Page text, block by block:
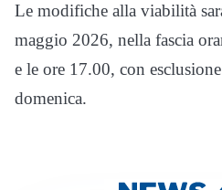
Le modifiche alla viabilità
maggio 2026, nella fascia
e le ore 17.00, con
domenica.